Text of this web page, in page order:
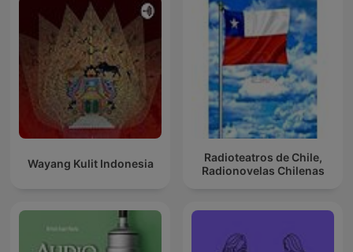
Wayang Kulit Indonesia
Radioteatros de Chile,
Radionovelas Chilenas